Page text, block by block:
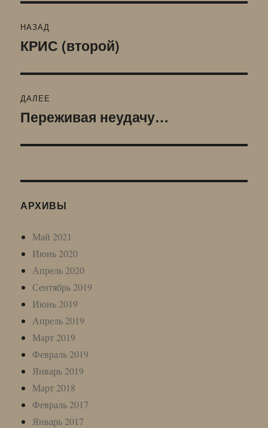
по
НАЗАД
Предыдущая
КРИС (второй)
ДАЛЕЕ
Следующая
Переживая неудачу…
АРХИВЫ
Май 2021
Июнь 2020
Апрель 2020
Сентябрь 2019
Июнь 2019
Апрель 2019
Март 2019
Февраль 2019
Январь 2019
Март 2018
Февраль 2017
Январь 2017